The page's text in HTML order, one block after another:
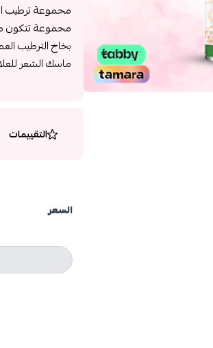
مجموعة ترطيب
مجموعة تتكون
بخاخ الترطيب
ماسك الشعر
التقييمات
السعر